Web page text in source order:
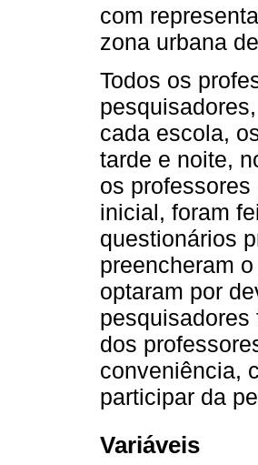
com
zona urbana
Todos os
cada escola,
tarde e noite,
os
inicial, foram
questionários
preencheram
optaram por
dos
conveniência,
participar da
Variáveis